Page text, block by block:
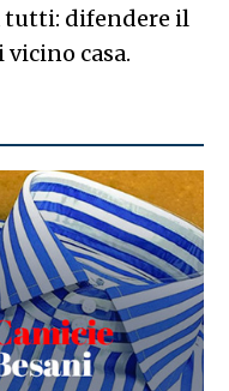
tutti: difendere il
casa.